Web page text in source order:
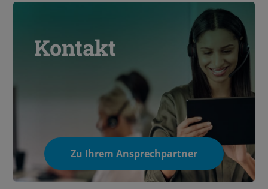
Kontakt
Zu Ihrem Ansprechpartner